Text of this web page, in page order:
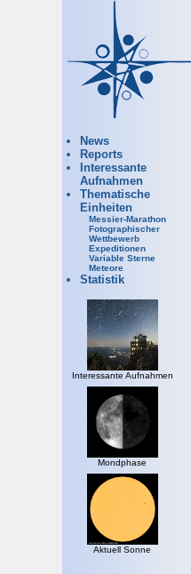
News
Reports
Interessante
Aufnahmen
Thematische
Einheiten
Messier-Marathon
Fotographischer
Wettbewerb
Expeditionen
Variable Sterne
Meteore
Statistik
Interessante Aufnahmen
Mondphase
Aktuell Sonne